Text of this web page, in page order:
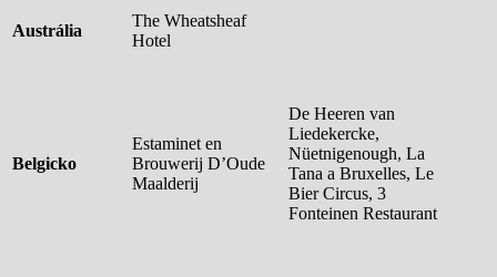
Austrália
The Wheatsheaf
Hotel
Belgicko
Estaminet en
Brouwerij D’Oude
Maalderij
De Heeren van
Liedekercke,
Nüetnigenough, La
Tana a Bruxelles, Le
Bier Circus, 3
Fonteinen Restaurant